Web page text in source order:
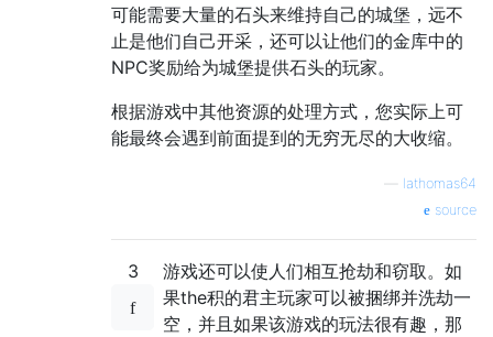
可能需要大量的石头来维持自己的城堡，远不
止是他们自己开采，还可以让他们的金库中的
NPC奖励给为城堡提供石头的玩家。
根据游戏中其他资源的处理方式，您实际上可
能最终会遇到前面提到的无穷无尽的大收缩。
lathomas64
source
3
游戏还可以使人们相互抢劫和窃取。如
果the积的君主玩家可以被捆绑并洗劫一
空，并且如果该游戏的玩法很有趣，那